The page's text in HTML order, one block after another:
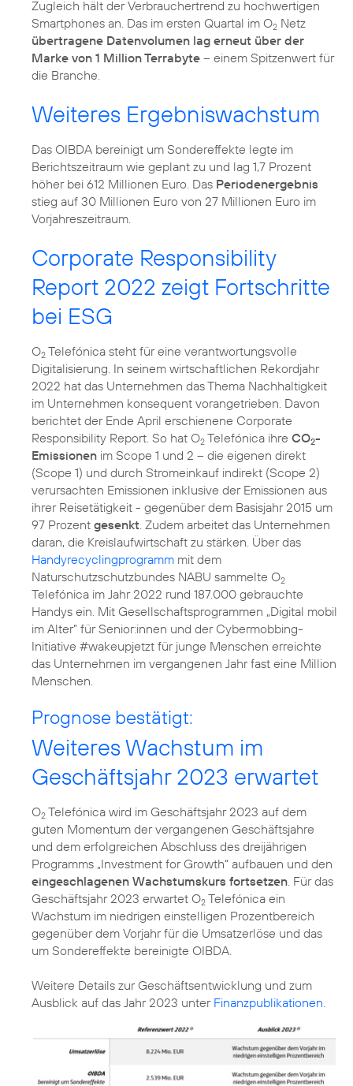
Zugleich hält der Verbrauchertrend zu hochwertigen
Smartphones an. Das im ersten Quartal im O2 Netz
übertragene Datenvolumen lag erneut über der
Marke von 1 Million Terrabyte – einem Spitzenwert für
die Branche.
Weiteres Ergebniswachstum
Das OIBDA bereinigt um Sondereffekte legte im
Berichtszeitraum wie geplant zu und lag 1,7 Prozent
höher bei 612 Millionen Euro. Das Periodenergebnis
stieg auf 30 Millionen Euro von 27 Millionen Euro im
Vorjahreszeitraum.
Corporate Responsibility
Report 2022 zeigt Fortschritte
bei ESG
O2 Telefónica steht für eine verantwortungsvolle
Digitalisierung. In seinem wirtschaftlichen Rekordjahr
2022 hat das Unternehmen das Thema Nachhaltigkeit
im Unternehmen konsequent vorangetrieben. Davon
berichtet der Ende April erschienene Corporate
Responsibility Report. So hat O2 Telefónica ihre CO2-
Emissionen im Scope 1 und 2 – die eigenen direkt
(Scope 1) und durch Stromeinkauf indirekt (Scope 2)
verursachten Emissionen inklusive der Emissionen aus
ihrer Reisetätigkeit - gegenüber dem Basisjahr 2015 um
97 Prozent gesenkt . Zudem arbeitet das Unternehmen
daran, die Kreislaufwirtschaft zu stärken. Über das
Handyrecyclingprogramm mit dem
Naturschutzschutzbundes NABU sammelte O2
Telefónica im Jahr 2022 rund 187.000 gebrauchte
Handys ein. Mit Gesellschaftsprogrammen „Digital mobil
im Alter” für Senior:innen und der Cybermobbing-
Initiative #wakeupjetzt für junge Menschen erreichte
das Unternehmen im vergangenen Jahr fast eine Million
Menschen.
Prognose bestätigt:
Weiteres Wachstum im
Geschäftsjahr 2023 erwartet
O2 Telefónica wird im Geschäftsjahr 2023 auf dem
guten Momentum der vergangenen Geschäftsjahre
und dem erfolgreichen Abschluss des dreijährigen
Programms „Investment for Growth“ aufbauen und den
eingeschlagenen Wachstumskurs fortsetzen . Für das
Geschäftsjahr 2023 erwartet O2 Telefónica ein
Wachstum im niedrigen einstelligen Prozentbereich
gegenüber dem Vorjahr für die Umsatzerlöse und das
um Sondereffekte bereinigte OIBDA.
Weitere Details zur Geschäftsentwicklung und zum
Ausblick auf das Jahr 2023 unter Finanzpublikationen